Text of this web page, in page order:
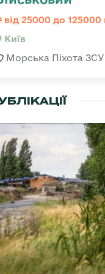
від 25000 до 125000
Київ
Морська Піхота ЗСУ